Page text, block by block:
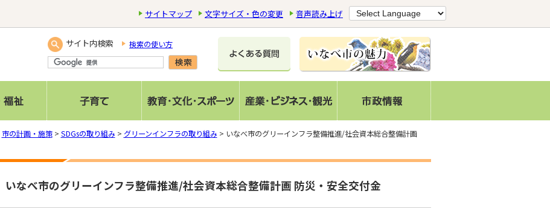
サイトマップ 文字サイズ・色の変更 音声読み上げ
サイト内検索 検索の使い方
市の計画・施策> SDGsの取り組み > グリーンインフラの取り組み > いなべ市のグリーインフラ整備推進/社会資本総合整備計画
いなべ市のグリーインフラ整備推進/社会資本総合整備計画 防災・安全交付金